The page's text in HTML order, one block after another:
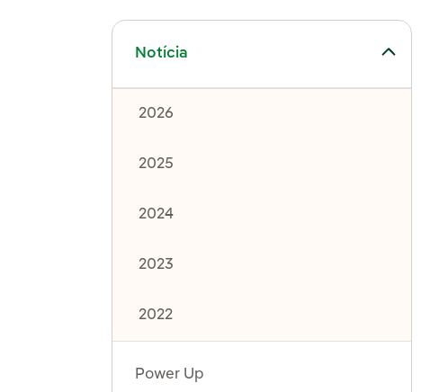
Notícia
Alternar submenu de Notícia
2026
2025
2024
2023
2022
Power Up